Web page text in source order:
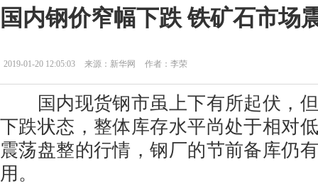
国内钢价窄幅下跌 铁矿石市场
2019-01-20 12:05:03 来源：新华网 作者：李荣
国内现货钢市虽上下有所起伏，但
下跌状态，整体库存水平尚处于相对
震荡盘整的行情，钢厂的节前备库仍
用。